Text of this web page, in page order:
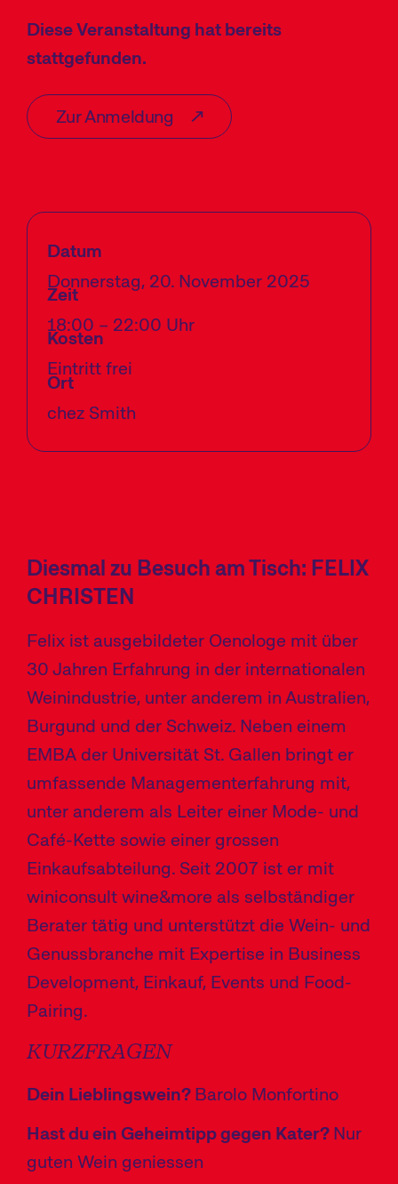
Diese Veranstaltung hat bereits
stattgefunden.
Zur Anmeldung
Datum
Donnerstag, 20. November 2025
Zeit
18:00 – 22:00 Uhr
Kosten
Eintritt frei
Ort
chez Smith
Diesmal zu Besuch am Tisch: FELIX
CHRISTEN
Felix ist ausgebildeter Oenologe mit über
30 Jahren Erfahrung in der internationalen
Weinindustrie, unter anderem in Australien,
Burgund und der Schweiz. Neben einem
EMBA der Universität St. Gallen bringt er
umfassende Managementerfahrung mit,
unter anderem als Leiter einer Mode- und
Café-Kette sowie einer grossen
Einkaufsabteilung. Seit 2007 ist er mit
winiconsult wine&more als selbständiger
Berater tätig und unterstützt die Wein- und
Genussbranche mit Expertise in Business
Development, Einkauf, Events und Food-
Pairing.
KURZFRAGEN
Dein Lieblingswein? Barolo Monfortino
Hast du ein Geheimtipp gegen Kater? Nur
guten Wein geniessen